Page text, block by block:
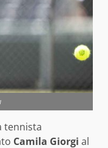
tennista
Camila Giorgi al